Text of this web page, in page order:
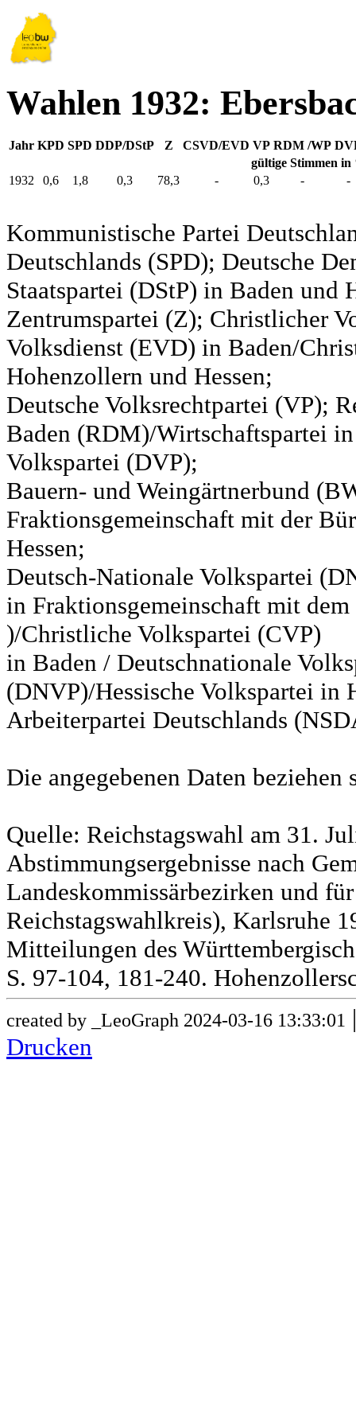
Wahlen 1932:
Jahr KPD SPD DDP/DStP Z CSVD/EVD VP RDM /WP
gültige Stimmen in
1932
0,6 1,8 0,3 78,3 - 0,3 - -
Kommunistische Partei
Deutschlands (SPD); Deutsche
Staatspartei (DStP) in Baden und
Zentrumspartei (Z); Christlicher
Volksdienst (EVD) in Baden/
Hohenzollern und Hessen;
Deutsche Volksrechtpartei (VP);
Baden (RDM)/Wirtschaftspartei
Volkspartei (DVP);
Bauern- und Weingärtnerbund
Fraktionsgemeinschaft mit der
Hessen;
Deutsch-Nationale Volkspartei
in Fraktionsgemeinschaft mit
)/Christliche Volkspartei (CVP)
in Baden / Deutschnationale
(DNVP)/Hessische Volkspartei in
Arbeiterpartei Deutschlands
Die angegebenen Daten
Quelle: Reichstagswahl am 31.
Abstimmungsergebnisse nach
Landeskommissärbezirken und
Reichstagswahlkreis), Karlsruhe
Mitteilungen des
S. 97-104, 181-240.
created by _LeoGraph 2024-03-16 13:33:01
Drucken